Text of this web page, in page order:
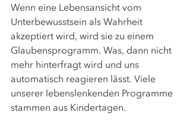
Wenn eine Lebensansicht vom
Unterbewusstsein als Wahrheit
akzeptiert wird, wird sie zu einem
Glaubensprogramm. Was, dann nicht
mehr hinterfragt wird und uns
automatisch reagieren lässt. Viele
unserer lebenslenkenden Programme
stammen aus Kindertagen.